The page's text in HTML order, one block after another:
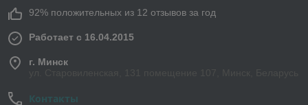
92% положительных из 12 отзывов за год
Работает с 16.04.2015
г. Минск
Контакты